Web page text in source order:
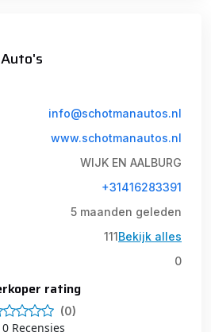
info@schotmanautos.nl
www.schotmanautos.nl
WIJK EN AALBURG
+31416283391
5 maanden geleden
111Bekijk alles
0
rating
(0)
0 Recensies